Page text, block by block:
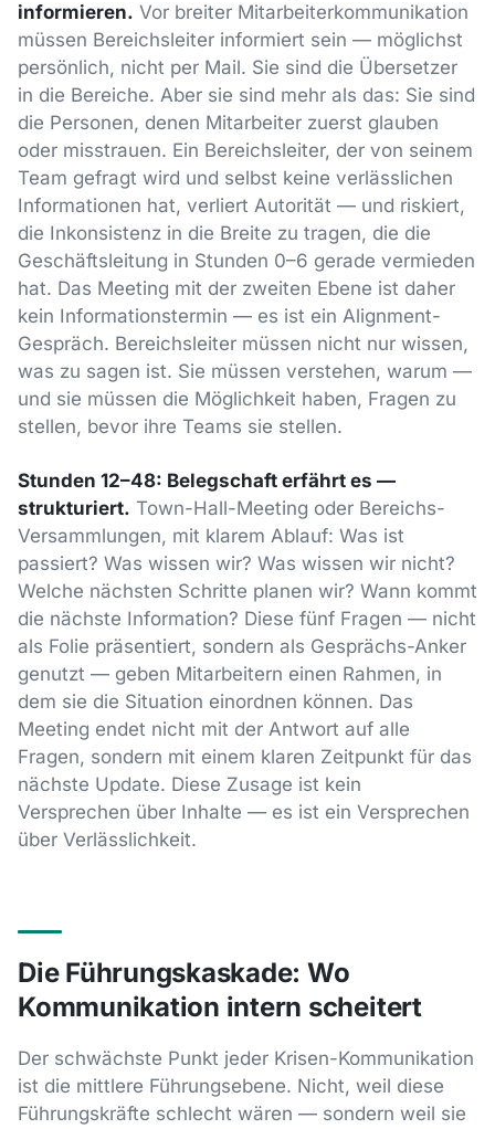
informieren. Vor breiter Mitarbeiterkommunikation
müssen Bereichsleiter informiert sein — möglichst
persönlich, nicht per Mail. Sie sind die Übersetzer
in die Bereiche. Aber sie sind mehr als das: Sie sind
die Personen, denen Mitarbeiter zuerst glauben
oder misstrauen. Ein Bereichsleiter, der von seinem
Team gefragt wird und selbst keine verlässlichen
Informationen hat, verliert Autorität — und riskiert,
die Inkonsistenz in die Breite zu tragen, die die
Geschäftsleitung in Stunden 0–6 gerade vermieden
hat. Das Meeting mit der zweiten Ebene ist daher
kein Informationstermin — es ist ein Alignment-
Gespräch. Bereichsleiter müssen nicht nur wissen,
was zu sagen ist. Sie müssen verstehen, warum —
und sie müssen die Möglichkeit haben, Fragen zu
stellen, bevor ihre Teams sie stellen.
Stunden 12–48: Belegschaft erfährt es —
strukturiert. Town-Hall-Meeting oder Bereichs-
Versammlungen, mit klarem Ablauf: Was ist
passiert? Was wissen wir? Was wissen wir nicht?
Welche nächsten Schritte planen wir? Wann kommt
die nächste Information? Diese fünf Fragen — nicht
als Folie präsentiert, sondern als Gesprächs-Anker
genutzt — geben Mitarbeitern einen Rahmen, in
dem sie die Situation einordnen können. Das
Meeting endet nicht mit der Antwort auf alle
Fragen, sondern mit einem klaren Zeitpunkt für das
nächste Update. Diese Zusage ist kein
Versprechen über Inhalte — es ist ein Versprechen
über Verlässlichkeit.
Die Führungskaskade: Wo
Kommunikation intern scheitert
Der schwächste Punkt jeder Krisen-Kommunikation
ist die mittlere Führungsebene. Nicht, weil diese
Führungskräfte schlecht wären — sondern weil sie